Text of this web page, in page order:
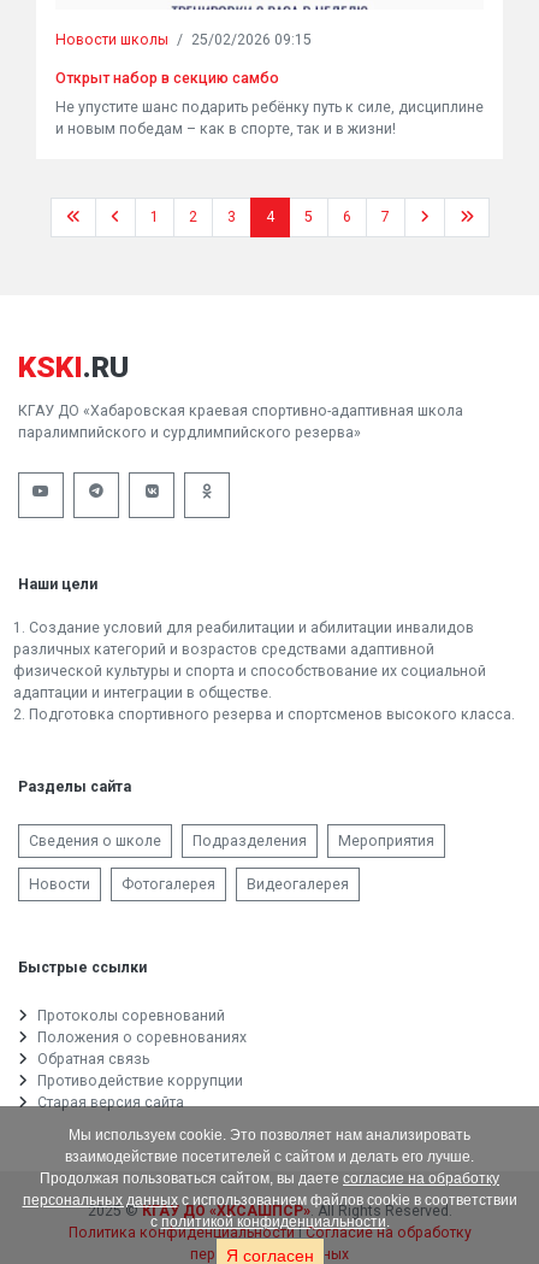
Новости школы / 25/02/2026 09:15
Открыт набор в секцию самбо
Не упустите шанс подарить ребёнку путь к силе, дисциплине
и новым победам – как в спорте, так и в жизни!
1 2 3 4 5 6 7
KSKI.RU
КГАУ ДО «Хабаровская краевая спортивно-адаптивная школа
паралимпийского и сурдлимпийского резерва»
Наши цели
1. Создание условий для реабилитации и абилитации инвалидов
различных категорий и возрастов средствами адаптивной
физической культуры и спорта и способствование их социальной
адаптации и интеграции в обществе.
2. Подготовка спортивного резерва и спортсменов высокого класса.
Разделы сайта
Сведения о школе Подразделения Мероприятия
Новости Фотогалерея Видеогалерея
Быстрые ссылки
Протоколы соревнований
Положения о соревнованиях
Обратная связь
Противодействие коррупции
Старая версия сайта
2025 ©КГАУ ДО «ХКСАШПСР». All Rights Reserved.
Политика конфиденциальности|Согласие на обработку
персональных данных
Мы используем cookie. Это позволяет нам анализировать
взаимодействие посетителей с сайтом и делать его лучше.
Продолжая пользоваться сайтом, вы даете согласие на обработку
персональных данныхс использованием файлов cookie в соответствии
с политикой конфиденциальности.
Я согласен